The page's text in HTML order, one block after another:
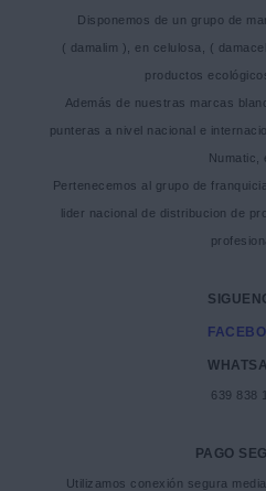
Disponemos de un grupo de
( damalim ), en celulosa, (
productos
Además de nuestras marcas
punteras a nivel nacional e
Numatic,
Pertenecemos al grupo de
lider nacional de distribucion de
639 838
PAGO
Utilizamos conexión segura